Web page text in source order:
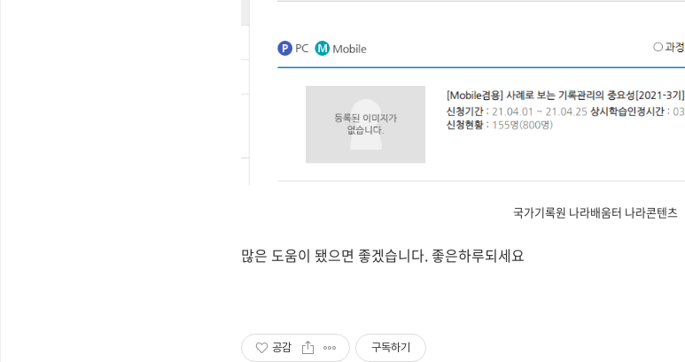
국가기록원 나라배움터 나라콘텐츠
많은 도움이 됐으면 좋겠습니다. 좋은하루되세요
공감 구독하기